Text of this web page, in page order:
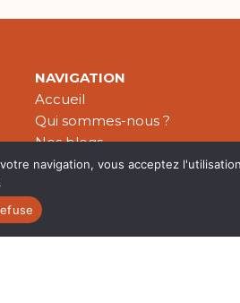
NAVIGATION
Accueil
Qui sommes-nous ?
Nos blogs
Nos publications
navigation, vous acceptez